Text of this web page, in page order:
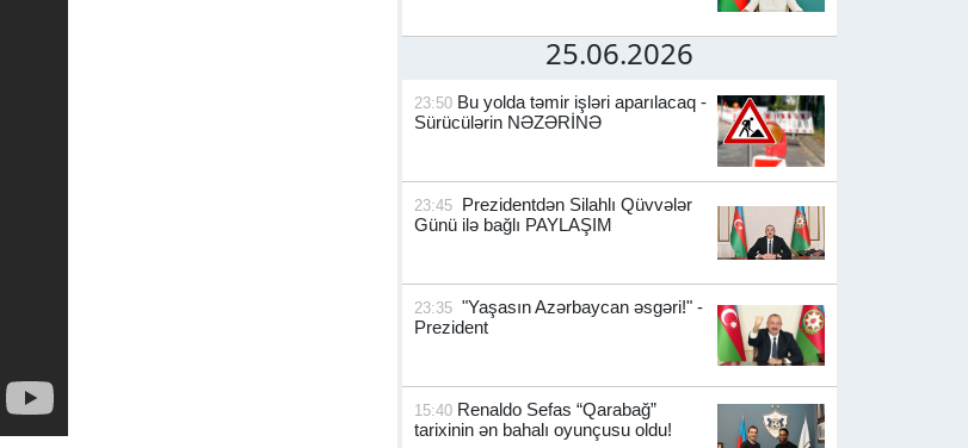
25.06.2026
23:50 Bu yolda təmir işləri aparılacaq -
Sürücülərin NƏZƏRİNƏ
23:45 Prezidentdən Silahlı Qüvvələr
Günü ilə bağlı PAYLAŞIM
23:35 "Yaşasın Azərbaycan əsgəri!" -
Prezident
15:40 Renaldo Sefas “Qarabağ”
tarixinin ən bahalı oyunçusu oldu!